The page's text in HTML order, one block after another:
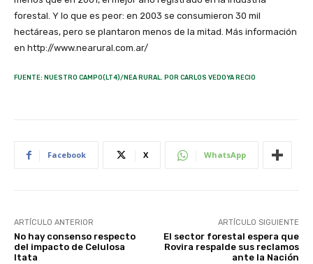
forestal. Y lo que es peor: en 2003 se consumieron 30 mil
hectáreas, pero se plantaron menos de la mitad. Más información
en http://www.nearural.com.ar/
FUENTE: NUESTRO CAMPO(LT4)/NEA RURAL. POR CARLOS VEDOYA RECIO
Facebook X WhatsApp
ARTÍCULO ANTERIOR
No hay consenso respecto
del impacto de Celulosa
Itata
ARTÍCULO SIGUIENTE
El sector forestal espera que
Rovira respalde sus reclamos
ante la Nación